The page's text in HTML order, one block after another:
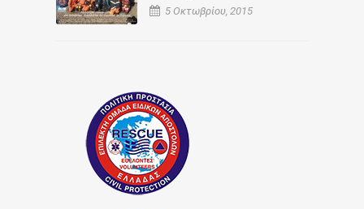
5 Οκτωβρίου, 2015